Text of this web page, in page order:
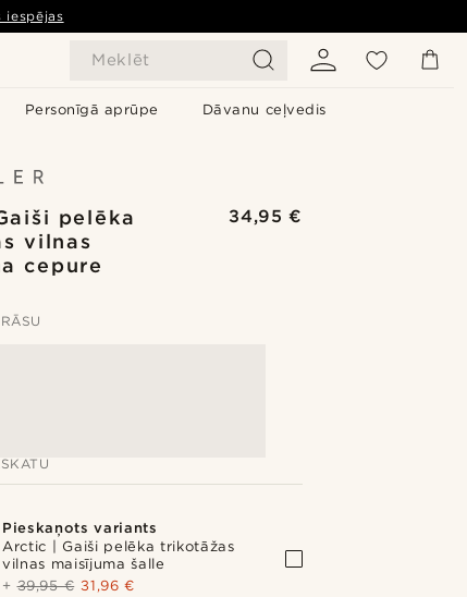
Meklēt
Personīgā aprūpe Dāvanu ceļvedis
iespējas
pelēka
vilnas
cepure
34,95 €
Pieskaņots variants
Arctic | Gaiši pelēka trikotāžas
vilnas maisījuma šalle
+39,95 € 31,96 €